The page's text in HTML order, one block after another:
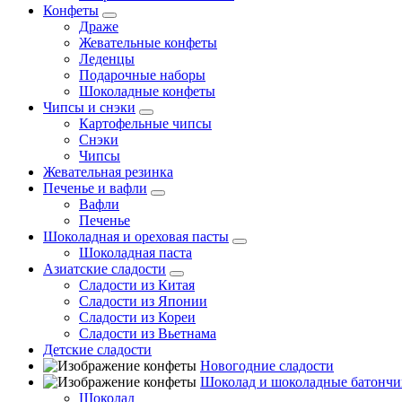
Конфеты
Драже
Жевательные конфеты
Леденцы
Подарочные наборы
Шоколадные конфеты
Чипсы и снэки
Картофельные чипсы
Снэки
Чипсы
Жевательная резинка
Печенье и вафли
Вафли
Печенье
Шоколадная и ореховая пасты
Шоколадная паста
Азиатские сладости
Сладости из Китая
Сладости из Японии
Сладости из Кореи
Сладости из Вьетнама
Детские сладости
Новогодние сладости
Шоколад и шоколадные
Шоколад